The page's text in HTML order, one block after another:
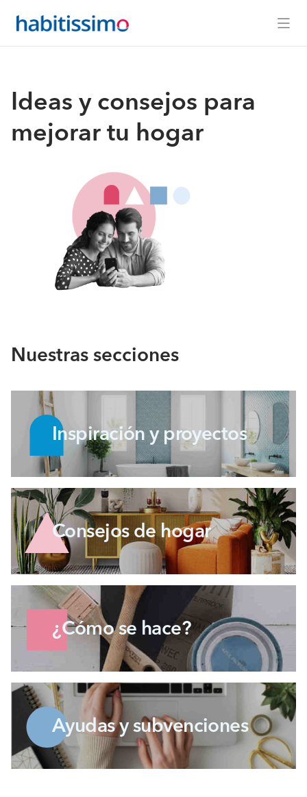
Ideas y consejos para
mejorar tu hogar
Nuestras secciones
Inspiración y proyectos
Consejos de hogar
¿Cómo se hace?
Ayudas y subvenciones